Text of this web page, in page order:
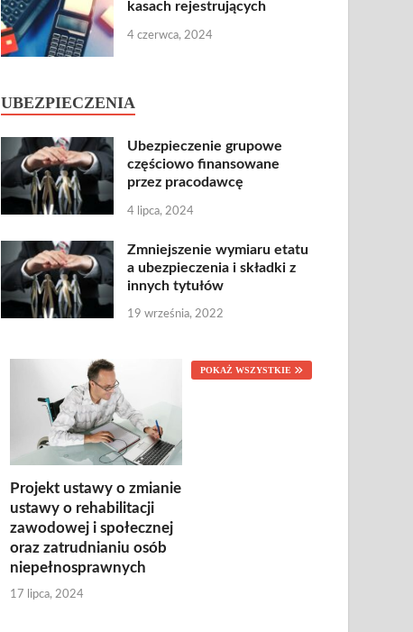
kasach rejestrujących
4 czerwca, 2024
UBEZPIECZENIA
Ubezpieczenie grupowe
częściowo finansowane
przez pracodawcę
4 lipca, 2024
Zmniejszenie wymiaru etatu
a ubezpieczenia i składki z
innych tytułów
19 września, 2022
POKAŻ WSZYSTKIE
Projekt ustawy o zmianie
ustawy o rehabilitacji
zawodowej i społecznej
oraz zatrudnianiu osób
niepełnosprawnych
17 lipca, 2024